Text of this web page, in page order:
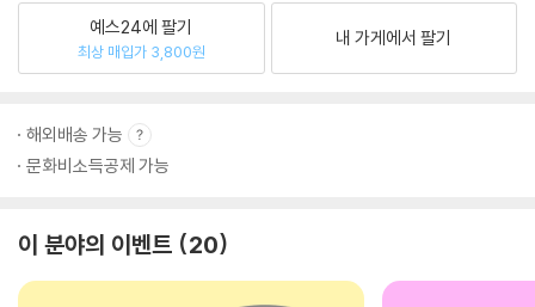
예스24에 팔기
최상 매입가 3,800원
내 가게에서 팔기
해외배송 가능
문화비소득공제 가능
이 분야의 이벤트 20